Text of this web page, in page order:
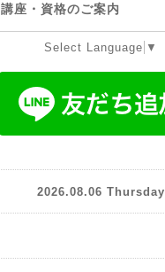
座・資格のご案内
Select Language ▼
2026.08.06 Thursday